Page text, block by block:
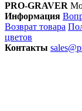
PRO-GRAVER
Информация
Возврат товара
цветов
Контакты